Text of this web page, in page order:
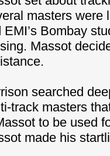
masters were
EMI’s Bombay
Massot
searched
track masters
to be used
made his